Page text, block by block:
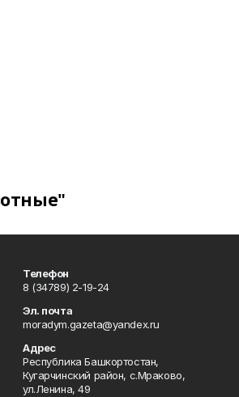
Телефон
8 (34789) 2-19-24
Эл. почта
moradym.gazeta@yandex.ru
Адрес
Республика Башкортостан,
Кугарчинский район, с.Мраково,
ул.Ленина, 49